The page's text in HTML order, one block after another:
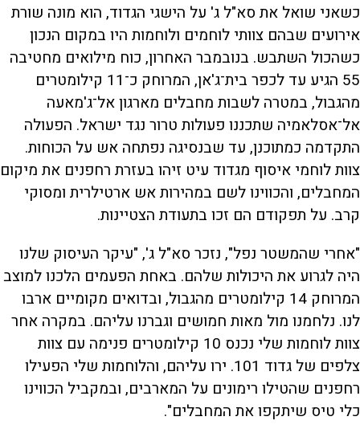
כשאני שואל את סא"ל ג' על הישגי הגדוד, הוא מונה שורת
אירועים שבהם צוותי לוחמים ולוחמות היו במקום הנכון
כשהכול השתבש. בנובמבר האחרון, כוח מילואים מחטיבה
55 הגיע עד לכפר בית־ג'אן, המרוחק כ־11 קילומטרים
מהגבול, במטרה לשבות מחבלים מארגון אל־ג'מאעה
אל־אסלאמיה שתכננו פעולות טרור נגד ישראל. הפעולה
התקדמה כמתוכנן, עד שבנסיגה נפתחה אש על הכוחות.
צוות לוחמי איסוף מגדוד עיט זיהו בעזרת רחפנים את מיקום
המחבלים, והכווינו לשם במהירות אש ארטילרית ומסוקי
קרב. על תפקודם הם זכו בתעודת הצטיינות.
"אחרי שהמשטר נפל", נזכר סא"ל ג', "עיקר העיסוק שלנו
היה לגרוע את היכולות שלהם. באחת הפעמים הלכנו למוצב
המרוחק 14 קילומטרים מהגבול, ובדואים מקומיים ארבו
לנו. נלחמנו מול מאות חמושים וגברנו עליהם. במקרה אחר
צוות לוחמות שלי נכנס 10 קילומטרים פנימה עם צוות
צלפים של גדוד 101. ירו עליהם, והלוחמות שלי הפעילו
רחפנים שהטילו רימונים על המארבים, ובמקביל הכווינו
כלי טיס שיתקפו את המחבלים".